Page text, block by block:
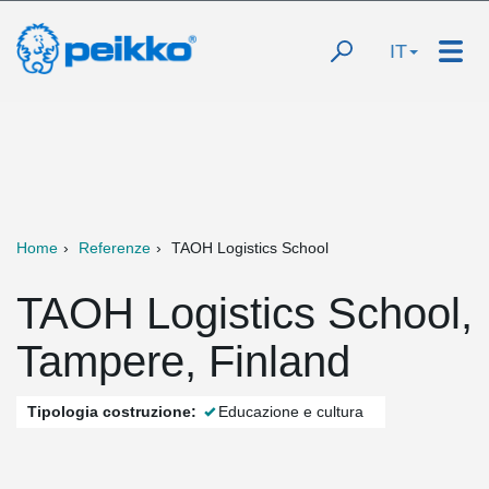
IT
Home Referenze TAOH Logistics School
TAOH Logistics School,
Tampere, Finland
Tipologia costruzione: Educazione e cultura